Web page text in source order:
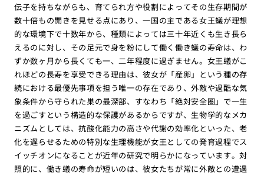
伝子を持ちながらも、育てられ方や役割によってその生存期間が
数十倍もの開きを見せる点にあり、一国の主である女王蟻が理想
的な環境下で十数年から、種類によっては三十年近くも生き長ら
えるのに対し、その足元で身を粉にして働く働き蟻の寿命は、わ
ずか数ヶ月から長くても一、二年程度に過ぎません。女王蟻がこ
れほどの長寿を享受できる理由は、彼女が「産卵」という種の存
続における最優先事項を担う唯一の存在であり、外敵や過酷な気
象条件から守られた巣の最深部、すなわち「絶対安全圏」で一生
を過ごすという構造的な保護があるからですが、生物学的なメカ
ニズムとしては、抗酸化能力の高さや代謝の効率化といった、老
化を遅らせるための特別な生理機能が女王としての発育過程でス
イッチオンになることが近年の研究で明らかになっています。対
照的に、働き蟻の寿命が短いのは、彼女たちが常に外敵との遭遇